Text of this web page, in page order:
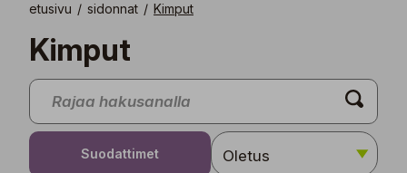
etusivu / sidonnat / Kimput
Kimput
Suodattimet